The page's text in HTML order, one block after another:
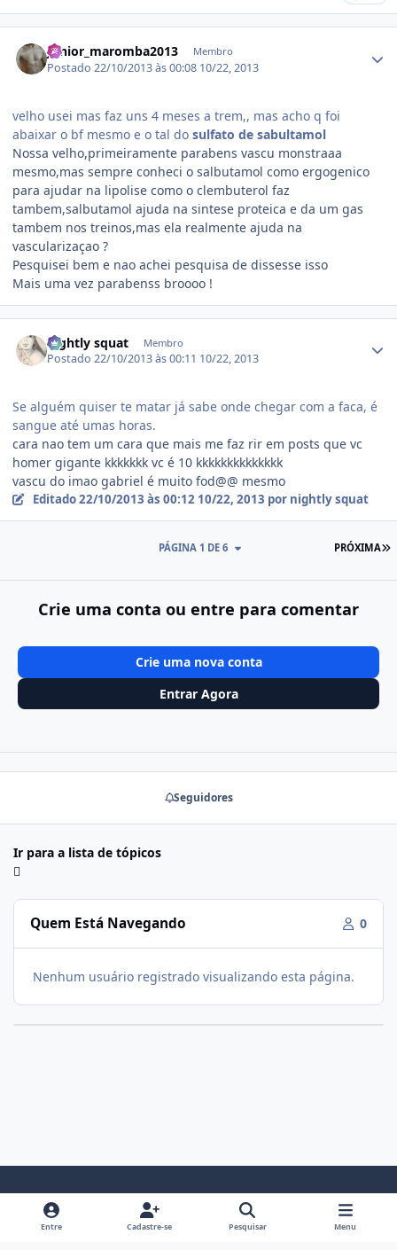
Junior_maromba2013 Membro
Postado22/10/2013 às 00:08 10/22, 2013
velho usei mas faz uns 4 meses a trem,, mas acho q foi
abaixar o bf mesmo e o tal do sulfato de sabultamol
Nossa velho,primeiramente parabens vascu monstraaa
mesmo,mas sempre conheci o salbutamol como ergogenico
para ajudar na lipolise como o clembuterol faz
tambem,salbutamol ajuda na sintese proteica e da um gas
tambem nos treinos,mas ela realmente ajuda na
vascularizaçao ?
Pesquisei bem e nao achei pesquisa de dissesse isso
Mais uma vez parabenss broooo !
nightly squat Membro
Postado22/10/2013 às 00:11 10/22, 2013
Se alguém quiser te matar já sabe onde chegar com a faca, é
sangue até umas horas.
cara nao tem um cara que mais me faz rir em posts que vc
homer gigante kkkkkkk vc é 10 kkkkkkkkkkkkkk
vascu do imao gabriel é muito fod@@ mesmo
Editado22/10/2013 às 00:12 10/22, 2013 por nightly squat
PRÓXIMA
PÁGINA 1 DE 6
Crie uma conta ou entre para comentar
Crie uma nova conta
Entrar Agora
Seguidores
Ir para a lista de tópicos
Quem Está Navegando 0
Nenhum usuário registrado visualizando esta página.
Modo ClaroModo EscuroPreferência do Sistema
i
Entre Cadastre-se Pesquisar Menu